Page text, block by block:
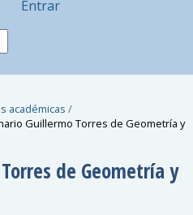
Entrar
académicas /
Guillermo Torres de Geometría y
de Geometría y